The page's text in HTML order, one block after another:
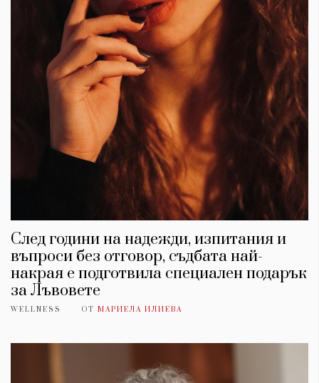
След години на надежди, изпитания и
въпроси без отговор, съдбата най-
накрая е подготвила специален подарък
за Лъвовете
WELLNESS ОТ МАРИЕЛА ИЛИЕВА